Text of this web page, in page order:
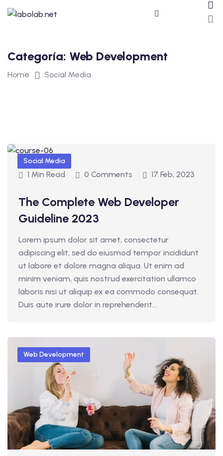
Categoría: Web Development
Home Social Media
Social Media
1 Min Read 0 Comments 17 Feb, 2023
The Complete Web Developer
Guideline 2023
Lorem ipsum dolor sit amet, consectetur
adipiscing elit, sed do eiusmod tempor incididunt
ut labore et dolore magna aliqua. Ut enim ad
minim veniam, quis nostrud exercitation ullamco
laboris nisi ut aliquip ex ea commodo consequat.
Duis aute irure dolor in reprehenderit...
Web Development